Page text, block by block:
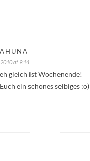
at 9:14
gleich ist Wochenende!
ein schönes selbiges ;o)